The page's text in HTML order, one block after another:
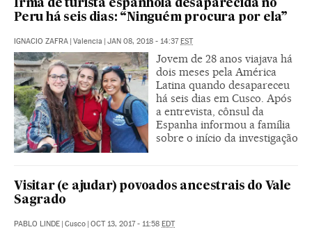
Irmã de turista espanhola desaparecida no
Peru há seis dias: “Ninguém procura por ela”
IGNACIO ZAFRA Valencia JAN 08, 2018 - 14:37 EST
Jovem de 28 anos viajava há
dois meses pela América
Latina quando desapareceu
há seis dias em Cusco. Após
a entrevista, cônsul da
Espanha informou a família
sobre o início da investigação
Visitar (e ajudar) povoados ancestrais do Vale
Sagrado
PABLO LINDE Cusco OCT 13, 2017 - 11:58 EDT